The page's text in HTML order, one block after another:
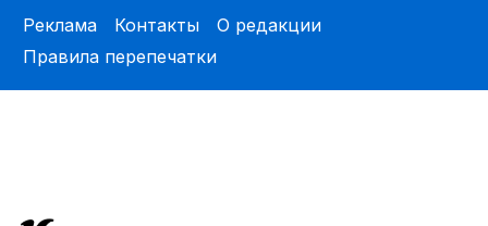
Реклама Контакты
О редакции
Правила перепечатки